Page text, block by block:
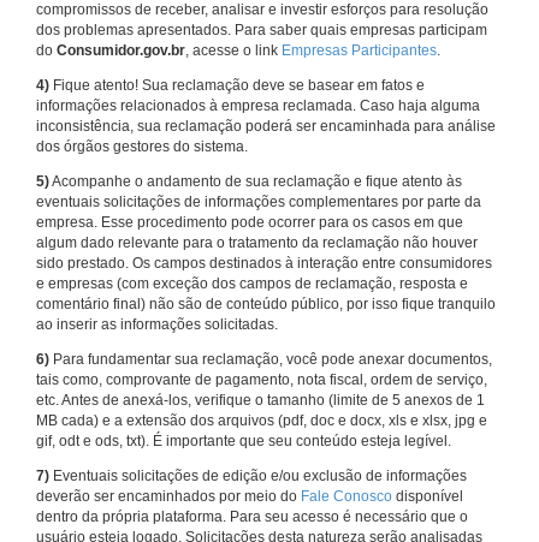
compromissos de receber, analisar e investir esforços para resolução
dos problemas apresentados. Para saber quais empresas participam
do Consumidor.gov.br, acesse o link Empresas Participantes.
4) Fique atento! Sua reclamação deve se basear em fatos e
informações relacionados à empresa reclamada. Caso haja alguma
inconsistência, sua reclamação poderá ser encaminhada para análise
dos órgãos gestores do sistema.
5)Acompanhe o andamento de sua reclamação e fique atento às
eventuais solicitações de informações complementares por parte da
empresa. Esse procedimento pode ocorrer para os casos em que
algum dado relevante para o tratamento da reclamação não houver
sido prestado. Os campos destinados à interação entre consumidores
e empresas (com exceção dos campos de reclamação, resposta e
comentário final) não são de conteúdo público, por isso fique tranquilo
ao inserir as informações solicitadas.
6) Para fundamentar sua reclamação, você pode anexar documentos,
tais como, comprovante de pagamento, nota fiscal, ordem de serviço,
etc. Antes de anexá-los, verifique o tamanho (limite de 5 anexos de 1
MB cada) e a extensão dos arquivos (pdf, doc e docx, xls e xlsx, jpg e
gif, odt e ods, txt). É importante que seu conteúdo esteja legível.
7) Eventuais solicitações de edição e/ou exclusão de informações
deverão ser encaminhados por meio do Fale Conosco disponível
dentro da própria plataforma. Para seu acesso é necessário que o
usuário esteja logado. Solicitações desta natureza serão analisadas